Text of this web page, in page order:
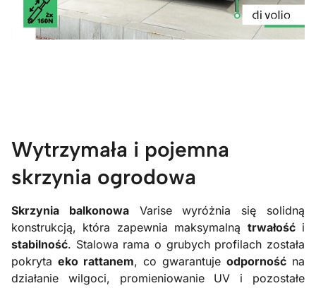
Wytrzymała i pojemna
skrzynia ogrodowa
Skrzynia balkonowaVarise wyróżnia się solidną
konstrukcją, która zapewnia maksymalną trwałośći
stabilność. Stalowa rama o grubych profilach została
pokryta eko rattanem, co gwarantuje odporność na
działanie wilgoci, promieniowanie UV i pozostałe